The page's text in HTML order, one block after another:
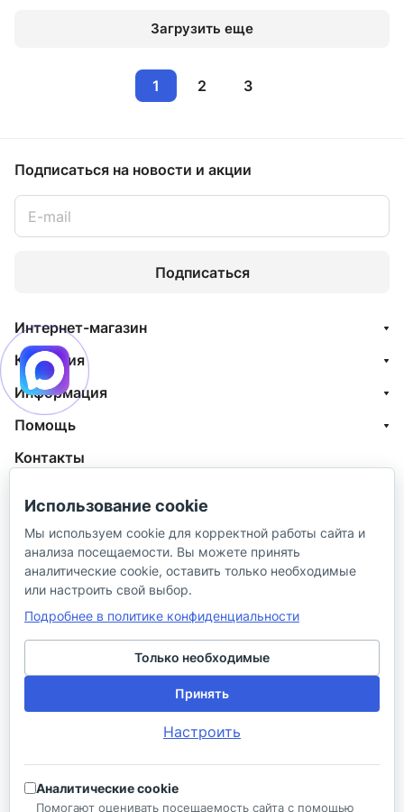
Загрузить еще
1 2 3
Подписаться на новости и акции
Подписаться
Интернет-магазин
Компания
Информация
Помощь
Контакты
г. Краснодар (Центр),
ул. Чкалова, 167
© 2026 ИП Сибирцев И. В.
Разработано в
Использование cookie
Мы используем cookie для корректной работы сайта и
анализа посещаемости. Вы можете принять
аналитические cookie, оставить только необходимые
или настроить свой выбор.
Подробнее в политике конфиденциальности
Только необходимые
Принять
Настроить
Аналитические cookie
Помогают оценивать посещаемость сайта с помощью